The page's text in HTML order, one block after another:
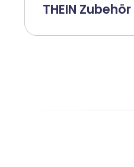
THEIN Zubehör